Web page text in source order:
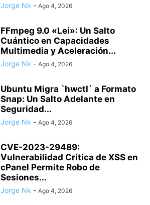
Jorge Nk - Ago 4, 2026
FFmpeg 9.0 «Lei»: Un Salto
Cuántico en Capacidades
Multimedia y Aceleración...
Jorge Nk - Ago 4, 2026
Ubuntu Migra `hwctl` a Formato
Snap: Un Salto Adelante en
Seguridad...
Jorge Nk - Ago 4, 2026
CVE-2023-29489:
Vulnerabilidad Crítica de XSS en
cPanel Permite Robo de
Sesiones...
Jorge Nk - Ago 4, 2026